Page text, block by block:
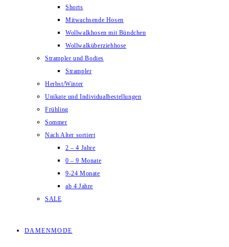
Shorts
Mitwachsende Hosen
Wollwalkhosen mit Bündchen
Wollwalküberziehhose
Strampler und Bodies
Strampler
Herbst/Winter
Unikate und Individualbestellungen
Frühling
Sommer
Nach Alter sortiert
2 – 4 Jahre
0 – 9 Monate
9-24 Monate
ab 4 Jahre
SALE
DAMENMODE